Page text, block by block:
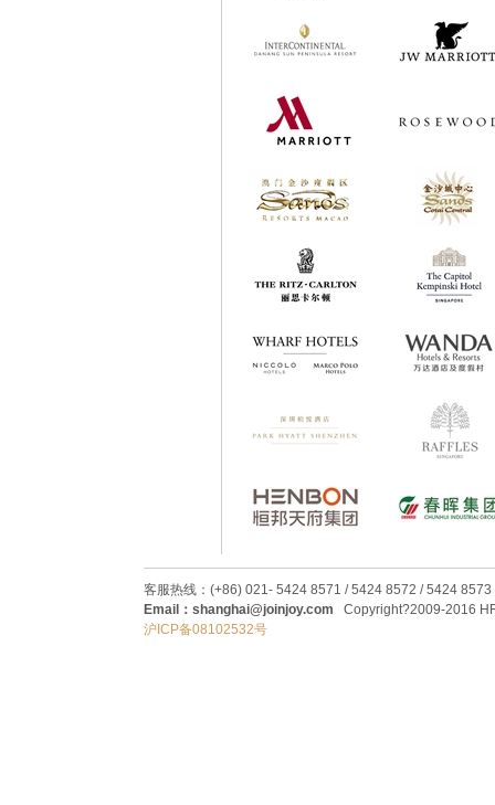
客服热线：(+86) 021- 5424 8571 / 5424 8572 / 5424 8573
Email：shanghai@joinjoy.com Copyright?2009-2016
沪ICP备08102532号